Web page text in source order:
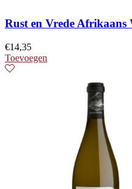
Rust en Vrede
€14,35
Toevoegen